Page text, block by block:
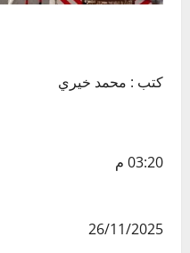
كتب : محمد خيري
03:20 م
26/11/2025